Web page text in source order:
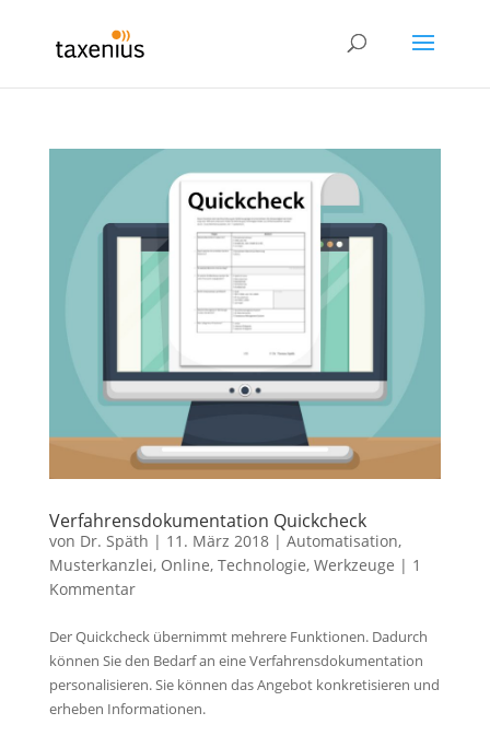
Verfahrensdokumentation Quickcheck
von Dr. Späth | 11. März 2018| Automatisation,
Musterkanzlei, Online, Technologie, Werkzeuge | 1
Kommentar
Der Quickcheck übernimmt mehrere Funktionen. Dadurch
können Sie den Bedarf an eine Verfahrensdokumentation
personalisieren. Sie können das Angebot konkretisieren und
erheben Informationen.